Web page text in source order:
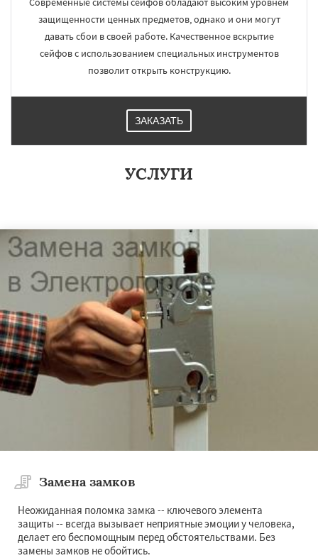
защищенности ценных предметов, однако и они могут
давать сбои в своей работе. Качественное вскрытие
сейфов с использованием специальных инструментов
позволит открыть конструкцию.
ЗАКАЗАТЬ
УСЛУГИ
Замена замков
Неожиданная поломка замка -- ключевого элемента
защиты -- всегда вызывает неприятные эмоции у человека,
делает его беспомощным перед обстоятельствами. Без
замены замков не обойтись.